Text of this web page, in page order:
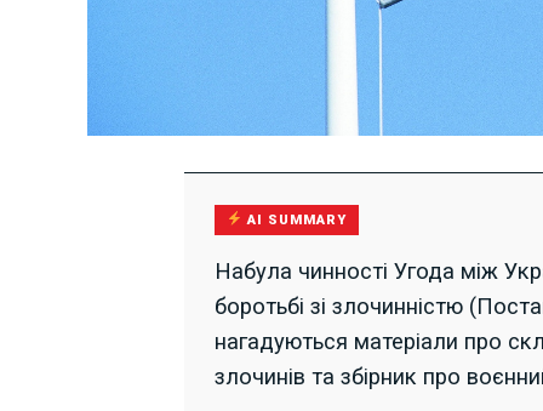
AI SUMMARY
Набула чинності Угода між
боротьбі зі злочинністю
нагадуються матеріали про
злочинів та збірник про